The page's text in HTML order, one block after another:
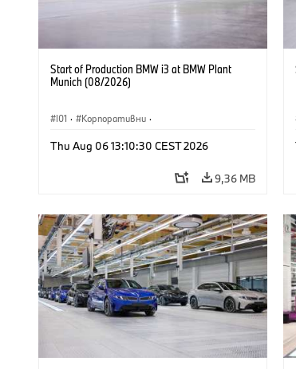
Start of Production BMW i3 at BMW Plant
Munich (08/2026)
I01 · Корпоративни ·
Локации
Thu Aug 06 13:10:30 CEST 2026
9,36 MB